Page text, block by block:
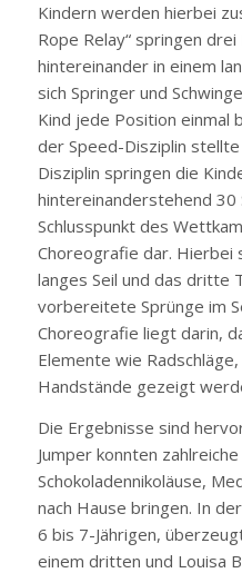
Kindern werden hierbei
Rope Relay“ springen
hintereinander in einem
sich Springer und
Kind jede Position einmal
der Speed-Disziplin stellte
Disziplin springen die
hintereinanderstehend 30
Schlusspunkt des
Choreografie dar. Hierbei
langes Seil und das dritte
vorbereitete Sprünge im
Choreografie liegt darin,
Elemente wie
Handstände gezeigt
Die Ergebnisse sind
Jumper konnten
Schokoladennikoläuse,
nach Hause bringen. In
6 bis 7-Jährigen,
einem dritten und Louisa